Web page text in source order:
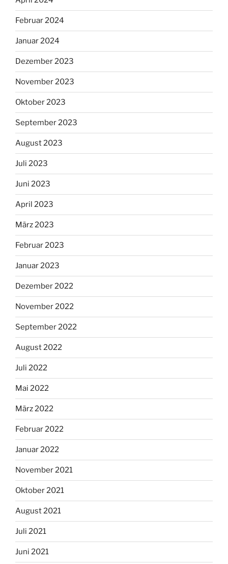
Februar 2024
Januar 2024
Dezember 2023
November 2023
Oktober 2023
September 2023
August 2023
Juli 2023
Juni 2023
April 2023
März 2023
Februar 2023
Januar 2023
Dezember 2022
November 2022
September 2022
August 2022
Juli 2022
Mai 2022
März 2022
Februar 2022
Januar 2022
November 2021
Oktober 2021
August 2021
Juli 2021
Juni 2021